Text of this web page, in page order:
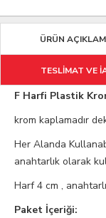
ÜRÜN
TESLİMAT VE
F Harfi Plastik
krom kaplamadır
Her Alanda
anahtarlık olarak
Harf 4 cm ,
Paket İçeriği: